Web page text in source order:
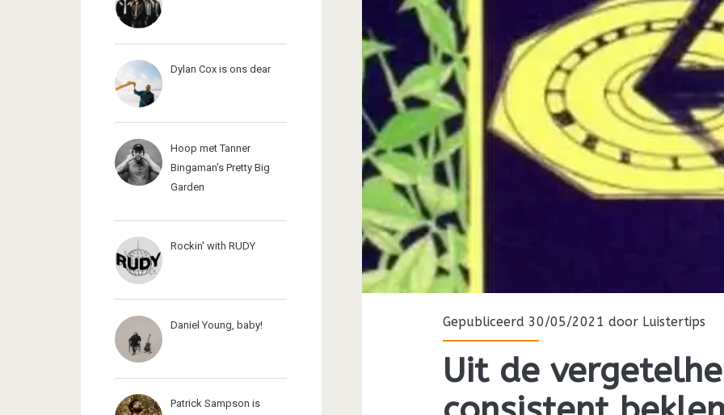
Gepubliceerd 30/05/2021 door Luistertips
Uit de
Dylan Cox is ons dear
Hoop met Tanner
Bingaman's Pretty Big
Garden
Rockin' with RUDY
Daniel Young, baby!
Patrick Sampson is